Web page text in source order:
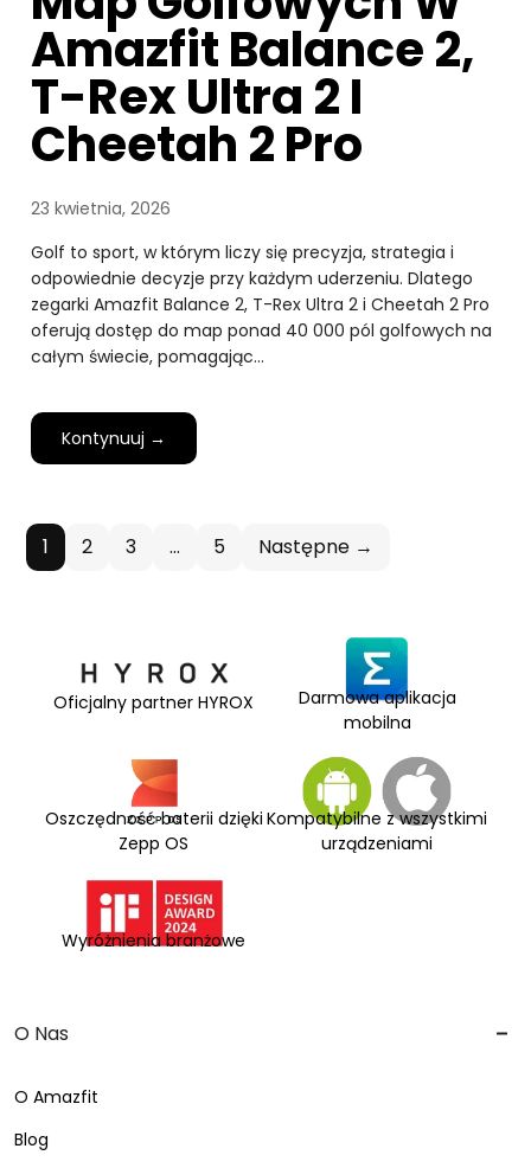
Amazfit Balance 2,
T-Rex Ultra 2 I
Cheetah 2 Pro
23 kwietnia, 2026
Golf to sport, w którym liczy się precyzja, strategia i
odpowiednie decyzje przy każdym uderzeniu. Dlatego
zegarki Amazfit Balance 2, T-Rex Ultra 2 i Cheetah 2 Pro
oferują dostęp do map ponad 40 000 pól golfowych na
całym świecie, pomagając…
Kontynuuj →
1 2 3 … 5 Następne →
Darmowa aplikacja
mobilna
Oszczędność baterii dzięki
Zepp OS
Kompatybilne z wszystkimi
urządzeniami
Wyróżnienia branżowe
Oficjalny partner HYROX
O Nas
O Amazfit
Blog